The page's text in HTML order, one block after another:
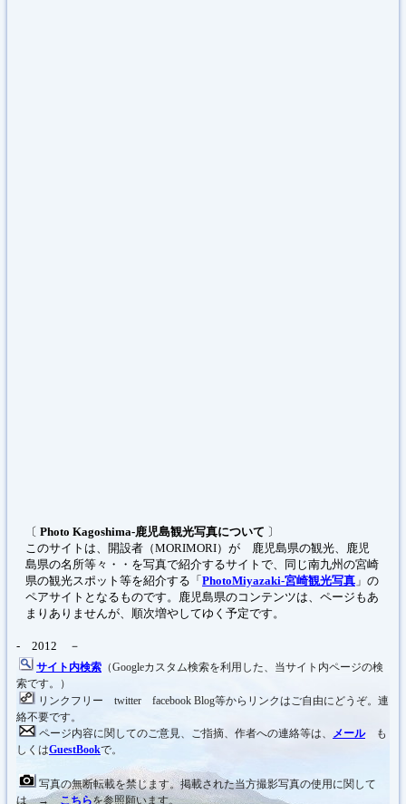
〔 Photo Kagoshima-鹿児島観光写真について 〕
このサイトは、開設者（MORIMORI）が 鹿児島県の観光、鹿児
島県の名所等々・・を写真で紹介するサイトで、同じ南九州の宮崎
県の観光スポット等を紹介する「PhotoMiyazaki-宮崎観光写真 」の
ペアサイトとなるものです。鹿児島県のコンテンツは、ページもあ
まりありませんが、順次増やしてゆく予定です。
- 2012 －
サイト内検索 （Googleカスタム検索を利用した、当サイト内ページの検
索です。）
リンクフリー twitter facebook Blog等からリンクはご自由にどうぞ。連
絡不要です。
ページ内容に関してのご意見、ご指摘、作者への連絡等は、
メールも
しくはGuestBookで。
写真の無断転載を禁じます。掲載された当方撮影写真の使用に関して
は →こちらを参照願います。